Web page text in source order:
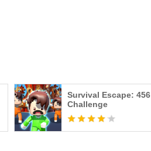
Survival Escape: 456
Challenge